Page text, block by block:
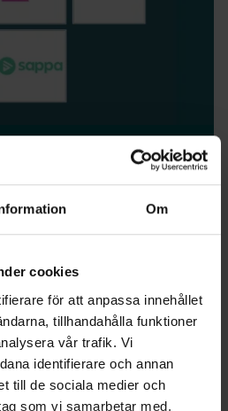
Om
cookies
för att anpassa innehållet
tillhandahålla funktioner
vår trafik. Vi
identifierare och annan
till de sociala medier och
som vi samarbetar med.
som du väljer får du
de här grundkanalerna
Flex + SkyShowtime